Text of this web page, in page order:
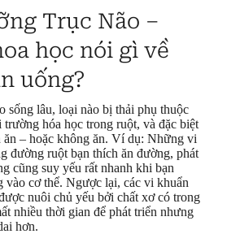
Trục Não –
học nói gì về
uống?
sống lâu, loại nào bị thải phụ thuộc
trường hóa học trong ruột, và đặc biệt
ăn – hoặc không ăn. Ví dụ: Những vi
đường ruột bạn thích ăn đường, phát
cũng suy yếu rất nhanh khi bạn
vào cơ thể. Ngược lại, các vi khuẩn
nuôi chủ yếu bởi chất xơ có trong
nhiều thời gian để phát triển nhưng
hơn.